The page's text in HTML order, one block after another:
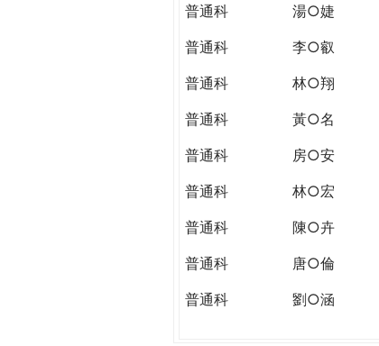
普通科
湯○婕
普通科
李○叡
普通科
林○翔
普通科
黃○名
普通科
房○安
普通科
林○宏
普通科
陳○卉
普通科
唐○倫
普通科
劉○涵